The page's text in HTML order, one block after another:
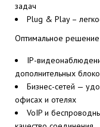
задач
Plug & Play –
Оптимальное
IP-
дополнительных
Бизнес-сетей —
офисах и отелях
VoIP и